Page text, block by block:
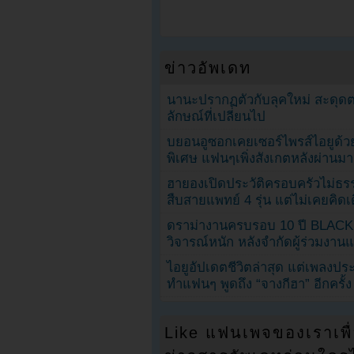
ข่าวอัพเดท
นานะปรากฏตัวกับลุคใหม่ สะดุด
ลักษณ์ที่เปลี่ยนไป
บยอนอูซอกเคยเซอร์ไพรส์ไอยูด้ว
พิเศษ แฟนๆเพิ่งสังเกตหลังผ่านม
ฮายองเปิดประวัติครอบครัวไม่ธ
สืบสายแพทย์ 4 รุ่น แต่ไม่เคยคิด
ดราม่างานครบรอบ 10 ปี
วิจารณ์หนัก หลังจำกัดผู้ร่วมงาน
ไอยูอัปเดตชีวิตล่าสุด แต่เพลงป
ทำแฟนๆ พูดถึง “จางกีฮา” อีกครั้ง
Like แฟนเพจของเราเ